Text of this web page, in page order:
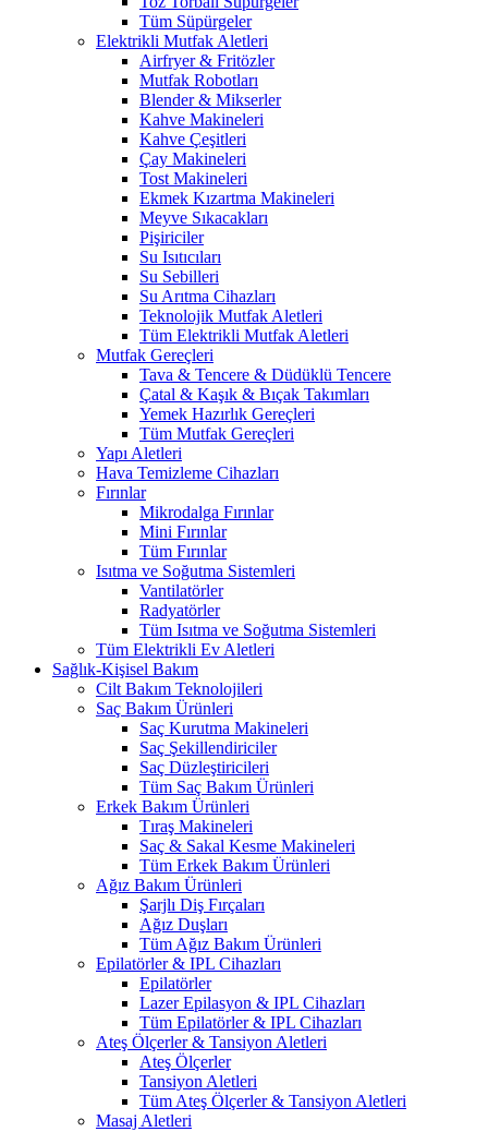
Tüm Süpürgeler
Elektrikli Mutfak Aletleri
Airfryer & Fritözler
Mutfak Robotları
Blender & Mikserler
Kahve Makineleri
Kahve Çeşitleri
Çay Makineleri
Tost Makineleri
Ekmek Kızartma Makineleri
Meyve Sıkacakları
Pişiriciler
Su Isıtıcıları
Su Sebilleri
Su Arıtma Cihazları
Teknolojik Mutfak Aletleri
Tüm Elektrikli Mutfak Aletleri
Mutfak Gereçleri
Tava & Tencere & Düdüklü Tencere
Çatal & Kaşık & Bıçak Takımları
Yemek Hazırlık Gereçleri
Tüm Mutfak Gereçleri
Yapı Aletleri
Hava Temizleme Cihazları
Fırınlar
Mikrodalga Fırınlar
Mini Fırınlar
Tüm Fırınlar
Isıtma ve Soğutma Sistemleri
Vantilatörler
Radyatörler
Tüm Isıtma ve Soğutma Sistemleri
Tüm Elektrikli Ev Aletleri
Sağlık-Kişisel Bakım
Cilt Bakım Teknolojileri
Saç Bakım Ürünleri
Saç Kurutma Makineleri
Saç Şekillendiriciler
Saç Düzleştiricileri
Tüm Saç Bakım Ürünleri
Erkek Bakım Ürünleri
Tıraş Makineleri
Saç & Sakal Kesme Makineleri
Tüm Erkek Bakım Ürünleri
Ağız Bakım Ürünleri
Şarjlı Diş Fırçaları
Ağız Duşları
Tüm Ağız Bakım Ürünleri
Epilatörler & IPL Cihazları
Epilatörler
Lazer Epilasyon & IPL Cihazları
Tüm Epilatörler & IPL Cihazları
Ateş Ölçerler & Tansiyon Aletleri
Ateş Ölçerler
Tansiyon Aletleri
Tüm Ateş Ölçerler & Tansiyon Aletleri
Masaj Aletleri